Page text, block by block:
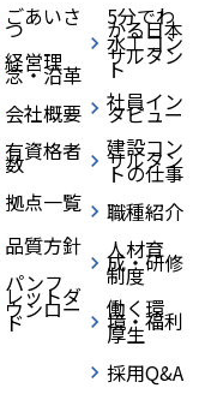
ごあいさ
つ
経営理
念・沿革
会社概要
有資格者
数
拠点一覧
品質方針
パンフ
レットダ
ウンロー
ド
5分でわ
かる日本
水工コン
サルタン
ト
社員イン
タビュー
建設コン
サルタン
トの仕事
職種紹介
人材育
成・研修
制度
働く環
境・福利
厚生
採用Q&A